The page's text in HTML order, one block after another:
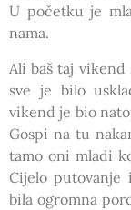
U početku je
nama.
Ali baš taj
sve je bilo
vikend je bio
Gospi na tu
tamo oni mladi
Cijelo
bila ogromna